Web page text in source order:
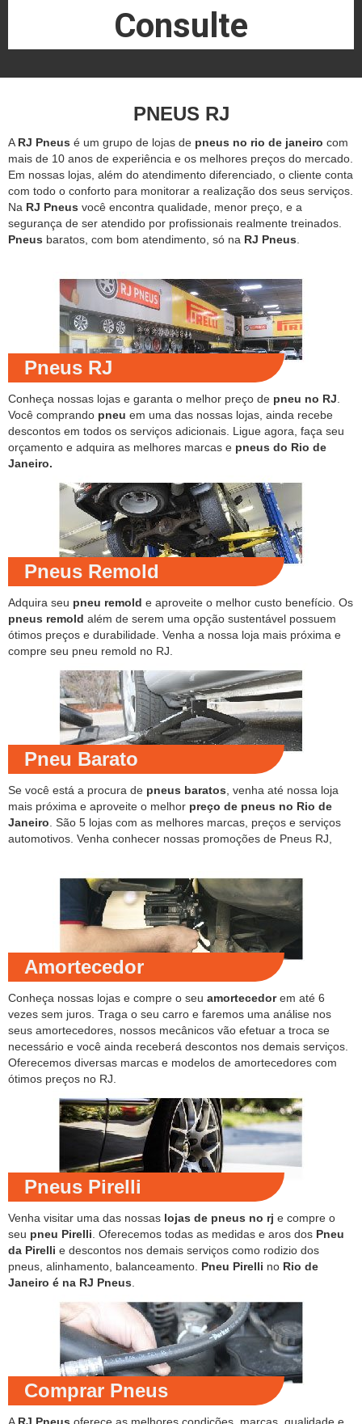
Consulte
PNEUS RJ
A RJ Pneus é um grupo de lojas de pneus no rio de janeiro com
mais de 10 anos de experiência e os melhores preços do mercado.
Em nossas lojas, além do atendimento diferenciado, o cliente conta
com todo o conforto para monitorar a realização dos seus serviços.
Na RJ Pneus você encontra qualidade, menor preço, e a
segurança de ser atendido por profissionais realmente treinados.
Pneus baratos, com bom atendimento, só na RJ Pneus
Pneus RJ
Conheça nossas lojas e garanta o melhor preço de pneu no RJ
Você comprando pneu em uma das nossas lojas, ainda recebe
descontos em todos os serviços adicionais. Ligue agora, faça seu
orçamento e adquira as melhores marcas e pneus do Rio de
Janeiro.
Pneus Remold
Adquira seu pneu remold e aproveite o melhor custo benefício. Os
pneus remold além de serem uma opção sustentável possuem
ótimos preços e durabilidade. Venha a nossa loja mais próxima e
compre seu pneu remold no RJ.
Pneu Barato
Se você está a procura de pneus baratos , venha até nossa loja
mais próxima e aproveite o melhor preço de pneus no Rio de
Janeiro . São 5 lojas com as melhores marcas, preços e serviços
automotivos. Venha conhecer nossas promoções de Pneus RJ,
Amortecedor
Conheça nossas lojas e compre o seu amortecedorem até 6
vezes sem juros. Traga o seu carro e faremos uma análise nos
seus amortecedores, nossos mecânicos vão efetuar a troca se
necessário e você ainda receberá descontos nos demais serviços.
Oferecemos diversas marcas e modelos de amortecedores com
ótimos preços no RJ.
Pneus Pirelli
Venha visitar uma das nossas lojas de pneus no rj e compre o
seu pneu Pirelli . Oferecemos todas as medidas e aros dos Pneu
da Pirelli e descontos nos demais serviços como rodizio dos
pneus, alinhamento, balanceamento. Pneu Pirelli no Rio de
Janeiro é na RJ Pneus
Comprar Pneus